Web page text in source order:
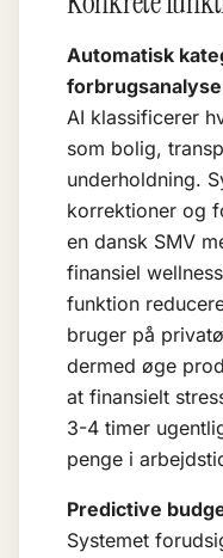
Automatisk
forbrugsanalyse
AI klassificerer
som bolig,
underholdning.
korrektioner og
en dansk SMV
finansiel
funktion
bruger på
dermed øge
at finansielt
3-4 timer
penge i
Predictive
Systemet